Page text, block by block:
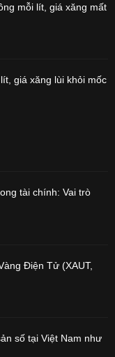
mỗi lít, giá xăng mất
giá xăng lùi khỏi mốc
tài chính: Vai trò
Điện Tử (XAUT,
số tại Việt Nam như